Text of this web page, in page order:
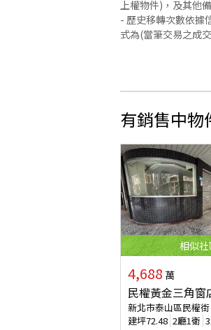
上權物件)，及其他
- 歷史移轉次數依據
式為(當筆交易之成
有銷售中物
相似
4,688 萬
民權黃金三角窗
新北市泰山區民權街
建坪72.48 2廳1衛